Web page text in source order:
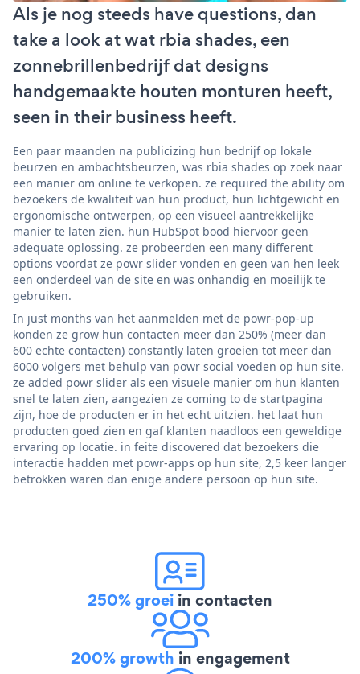
Als je nog steeds have questions, dan
take a look at wat rbia shades, een
zonnebrillenbedrijf dat designs
handgemaakte houten monturen heeft,
seen in their business heeft.
Een paar maanden na publicizing hun bedrijf op lokale
beurzen en ambachtsbeurzen, was rbia shades op zoek naar
een manier om online te verkopen. ze required the ability om
bezoekers de kwaliteit van hun product, hun lichtgewicht en
ergonomische ontwerpen, op een visueel aantrekkelijke
manier te laten zien. hun HubSpot bood hiervoor geen
adequate oplossing. ze probeerden een many different
options voordat ze powr slider vonden en geen van hen leek
een onderdeel van de site en was onhandig en moeilijk te
gebruiken.
In just months van het aanmelden met de powr-pop-up
konden ze grow hun contacten meer dan 250% (meer dan
600 echte contacten) constantly laten groeien tot meer dan
6000 volgers met behulp van powr social voeden op hun site.
ze added powr slider als een visuele manier om hun klanten
snel te laten zien, aangezien ze coming to de startpagina
zijn, hoe de producten er in het echt uitzien. het laat hun
producten goed zien en gaf klanten naadloos een geweldige
ervaring op locatie. in feite discovered dat bezoekers die
interactie hadden met powr-apps op hun site, 2,5 keer langer
betrokken waren dan enige andere persoon op hun site.
250% groei in contacten
200% growth in engagement